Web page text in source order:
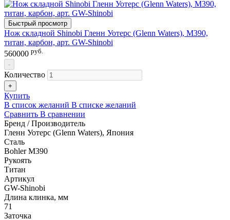
Быстрый просмотр
Нож складной Shinobi Гленн Уотерс (Glenn Waters), M390,
титан, карбон, арт. GW-Shinobi
560000 руб.
-
Количество
+
Купить
В список желаний В списке желаний
Сравнить В сравнении
Бренд / Производитель
Гленн Уотерс (Glenn Waters), Япония
Сталь
Bohler M390
Рукоять
Титан
Артикул
GW-Shinobi
Длина клинка, мм
71
Заточка